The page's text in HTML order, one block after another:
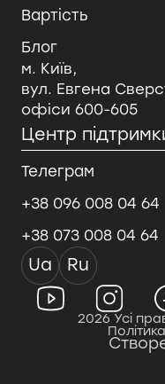
Вартість
Блог
м. Київ,
вул. Евгена
офіси 600-605
Центр
Телеграм
+38 096 008 04 64
+38 073 008 04 64
Ua Ru
2026 Усі